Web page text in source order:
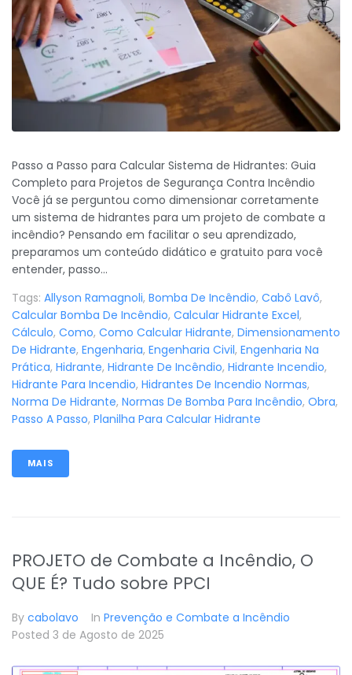
Passo a Passo para Calcular Sistema de Hidrantes: Guia
Completo para Projetos de Segurança Contra Incêndio
Você já se perguntou como dimensionar corretamente
um sistema de hidrantes para um projeto de combate a
incêndio? Pensando em facilitar o seu aprendizado,
preparamos um conteúdo didático e gratuito para você
entender, passo...
Tags: Allyson Ramagnoli, Bomba De Incêndio, Cabô Lavô,
Calcular Bomba De Incêndio, Calcular Hidrante Excel,
Cálculo, Como, Como Calcular Hidrante, Dimensionamento
De Hidrante, Engenharia, Engenharia Civil, Engenharia Na
Prática, Hidrante, Hidrante De Incêndio, Hidrante Incendio,
Hidrante Para Incendio, Hidrantes De Incendio Normas,
Norma De Hidrante, Normas De Bomba Para Incêndio, Obra,
Passo A Passo, Planilha Para Calcular Hidrante
MAIS
PROJETO de Combate a Incêndio, O
QUE É? Tudo sobre PPCI
By cabolavo In Prevenção e Combate a Incêndio
Posted 3 de Agosto de 2025